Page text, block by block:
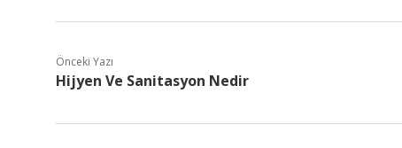
Önceki Yazı
Hijyen Ve Sanitasyon Nedir